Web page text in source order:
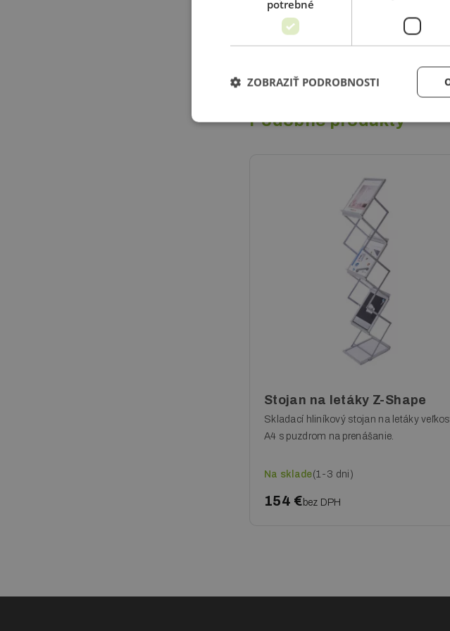
Balenie obsahuje:
Podobné produkty
Stojan na letáky Z-Shape
Skladací hliníkový stojan na letáky
A4 s puzdrom na prenášanie.
Na sklade(1-3 dni)
154 €bez DPH
potrebné
ZOBRAZIŤ PODROBNOSTI